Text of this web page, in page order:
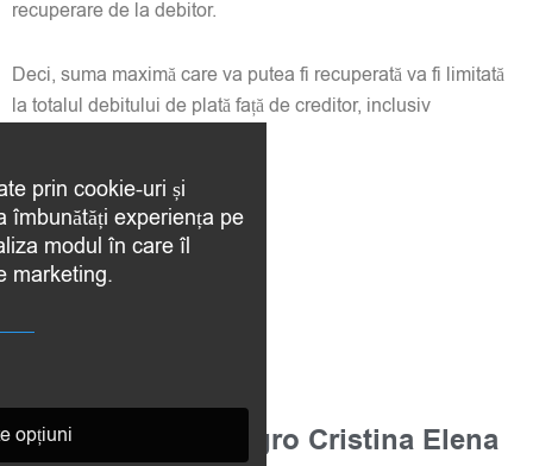
recuperare de la debitor.
Deci, suma maximă care va putea fi recuperată va fi limitată
la totalul debitului de plată față de creditor, inclusiv
Avocat Montenegro Cristina Elena
prin cookie-uri și
îmbunătăți experiența pe
modul în care îl
marketing.
opțiuni